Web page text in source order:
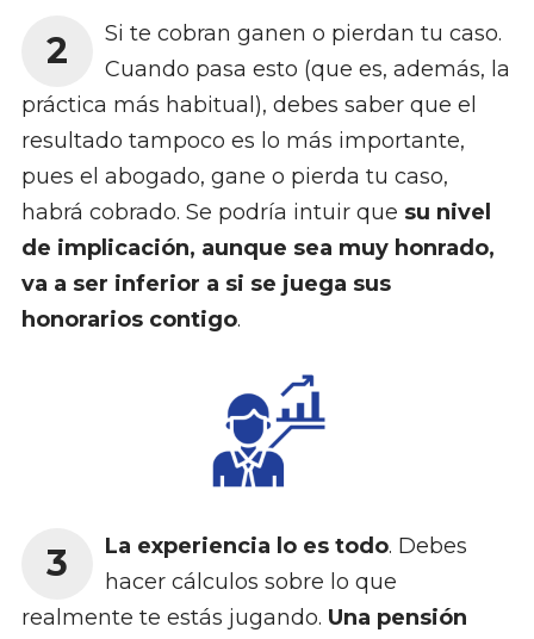
2
Si te cobran ganen o pierdan tu caso.
Cuando pasa esto (que es, además, la
práctica más habitual), debes saber que el
resultado tampoco es lo más importante,
pues el abogado, gane o pierda tu caso,
habrá cobrado. Se podría intuir que su nivel
de implicación, aunque sea muy honrado,
va a ser inferior a si se juega sus
honorarios contigo.
3 La experiencia lo es todo. Debes
hacer cálculos sobre lo que
realmente te estás jugando. Una pensión